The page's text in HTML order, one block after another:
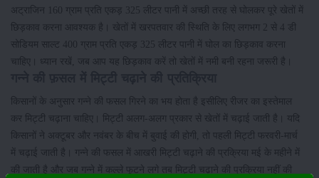
अट्राजिन 160 ग्राम प्रति एकड़ 325 लीटर पानी में अच्छी तरह से घोलकर पूरे खेतों में
छिड़काव करना आवश्यक है। खेतों में खरपतवार की स्थिति के लिए लगभग 2 से 4 डी
सोडियम साल्ट 400 ग्राम प्रति एकड़ 325 लीटर पानी में घोल का छिड़काव करना
चाहिए। ध्यान रखें, जब आप यह छिड़काव करें तो खेतों में नमी बनी रहना जरूरी है।
किसानों के अनुसार गन्ने की फसल गिरने का भय होता है इसीलिए रीजर का इस्तेमाल
कर मिट्टी चढ़ाना चाहिए। मिट्टी अलग-अलग प्रकार से खेतों में चढ़ाई जाती है। यदि
किसानों ने अक्टूबर और नवंबर के बीच में बुवाई की होगी, तो पहली मिट्टी फरवरी-मार्च
में चढ़ाई जाती है। गन्ने की फसल में आखरी मिट्टी चढ़ाने की प्रक्रिया मई के महीने में
की जाती है और जब गन्ने में कल्ले फूटने लगे तब मिट्टी चढ़ाने की प्रक्रिया नहीं की